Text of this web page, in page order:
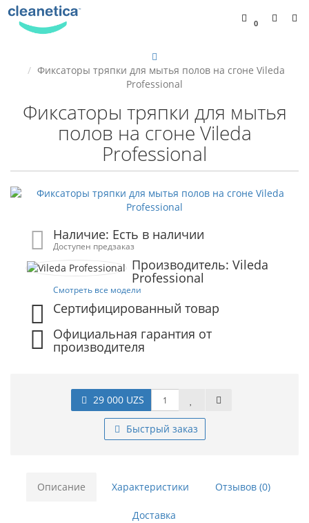
0
Фиксаторы тряпки для мытья полов на сгоне Vileda
Professional
Фиксаторы тряпки для мытья
полов на сгоне Vileda
Professional
Наличие: Есть в наличии
Доступен предзаказ
Производитель: Vileda
Professional
Смотреть все модели
Сертифицированный товар
Официальная гарантия от
производителя
29 000 UZS
Быстрый заказ
Описание Характеристики Отзывов (0)
Доставка